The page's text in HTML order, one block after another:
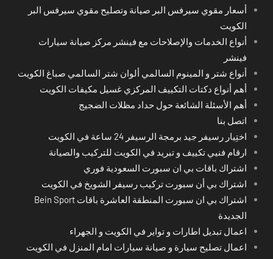
أسعار مقوي سيرفس البر صيانة وتصليح مقوي سيرفس البر
الكويت
أنواع الخدمات والإصلاحات مع فينشر مركز صيانة سيارات
فينشر
أنواع شتر و المينوم السالمي ألوان شتر السالمي صباغ الكويت
أهم أنواع دكتات التكييف المركزي غسيل مكيفات الكويت
أهم الأسئلة الشائعة حول حداد مظلات الضجيج
اتصل بنا
اختِيار رسيفر جيد برمجة الرسيفر 24 ساعة في الكويت
ارقام فنيي تكييف و تبريد في الكويت للتركيب والصيانة
اشتراك باقات بي ان سبورت السعودية فوري
اشتراك بي أن سبورت تركيب رسيفر الشويخ في الكويت
اشتراك بي ان سبورت المنطقة العاشرة باقات Bein Sport
الجديدة
اعمال تبديل اطارات و تواير في الكويت و الجهراء
اعمال تصليح سيارة و صيانة سيارات امام المنزل في الكويت